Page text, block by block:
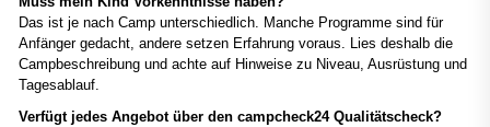
Das ist je nach Camp unterschiedlich. Manche Programme sind für
Anfänger gedacht, andere setzen Erfahrung voraus. Lies deshalb die
Campbeschreibung und achte auf Hinweise zu Niveau, Ausrüstung und
Tagesablauf.
Verfügt jedes Angebot über den campcheck24 Qualitätscheck?